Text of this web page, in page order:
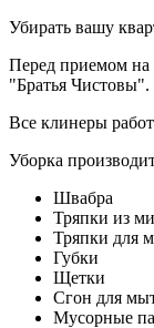
Убирать вашу
Перед приемом на
"Братья Чистовы".
Все клинеры
Уборка
Швабра
Тряпки из
Тряпки для
Губки
Щетки
Сгон для
Мусорные